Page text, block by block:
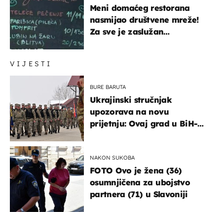
VIJESTI
BURE BARUTA
Ukrajinski stručnjak
upozorava na novu
prijetnju: Ovaj grad u BiH-u
NAKON SUKOBA
FOTO Ovo je žena (36)
osumnjičena za ubojstvo
partnera (71) u Slavoniji
Meni domaćeg restorana
nasmijao društvene mreže!
Za sve je zaslužan